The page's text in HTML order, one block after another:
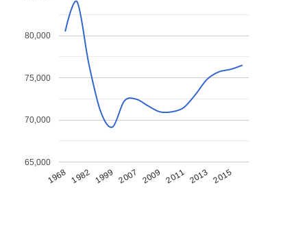
1968 1982 1999 2007 2009 2011 2013 2015
65,000
70,000
75,000
80,000